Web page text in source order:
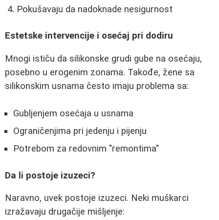
Pokušavaju da nadoknade nesigurnost
Estetske intervencije i osećaj pri dodiru
Mnogi ističu da silikonske grudi gube na osećaju,
posebno u erogenim zonama. Takođe, žene sa
silikonskim usnama često imaju problema sa:
Gubljenjem osećaja u usnama
Ograničenjima pri jedenju i pijenju
Potrebom za redovnim "remontima"
Da li postoje izuzeci?
Naravno, uvek postoje izuzeci. Neki muškarci
izražavaju drugačije mišljenje: